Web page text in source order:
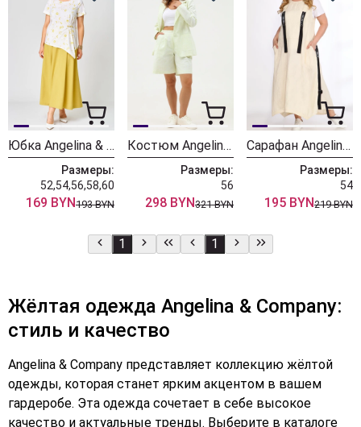
Юбка Angelina & Company 1241
Размеры:
52,54,56,58,60
169 BYN193 BYN
Костюм Angelina & Company 1104
Размеры:
56
298 BYN321 BYN
Сарафан Angelina & Company 556ж
Размеры:
54
195 BYN219 BYN
1 1
Жёлтая одежда Angelina & Company:
стиль и качество
Angelina & Company представляет коллекцию жёлтой
одежды, которая станет ярким акцентом в вашем
гардеробе. Эта одежда сочетает в себе высокое
качество и актуальные тренды. Выберите в каталоге